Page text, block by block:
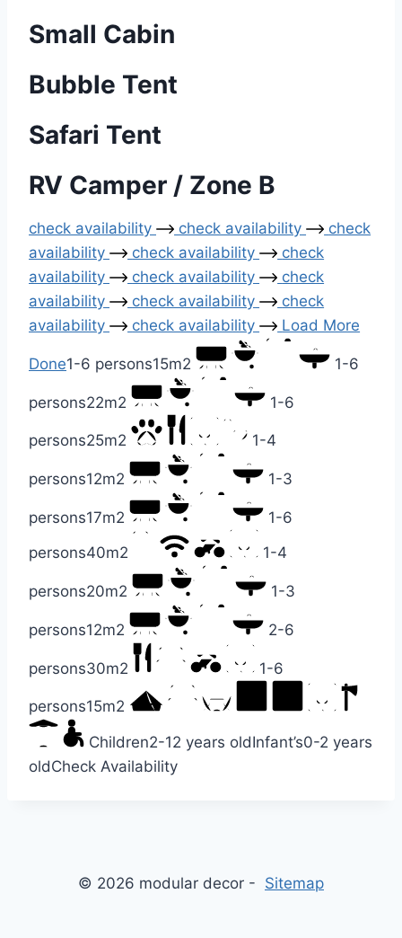
Small Cabin
Bubble Tent
Safari Tent
RV Camper / Zone B
check availability check availability
check
availability
check availability
check
availability
check availability
check
availability
check availability
check
availability
check availability Load More
Done1-6 persons15m2 1-6
persons22m2 1-6
persons25m2 1-4
persons12m2 1-3
persons17m2
1-6
persons40m2 1-4
persons20m2 1-3
persons12m2 2-6
persons30m2 1-6
persons15m2
Children2-12 years oldInfant’s0-2 years
oldCheck Availability
© 2026 modular decor - Sitemap